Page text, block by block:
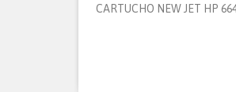
CARTUCHO NEW JET HP 664